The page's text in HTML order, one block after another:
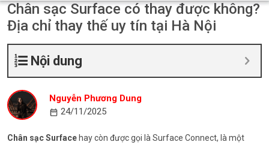
Chân sạc Surface có thay được không?
Địa chỉ thay thế uy tín tại Hà Nội
Nội dung
Nguyễn Phương Dung
24/11/2025
Chân sạc Surface hay còn được gọi là Surface Connect, là một